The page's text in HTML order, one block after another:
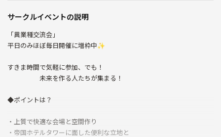
サークルイベントの説明
「異業種交流会」
平日のみほぼ毎日開催に増枠中✨
すきま時間で気軽に参加、でも！
未来を作る人たちが集まる！
◆ポイントは？
・上質で快適な会場と空間作り
・帝国ホテルタワーに面した便利な立地と